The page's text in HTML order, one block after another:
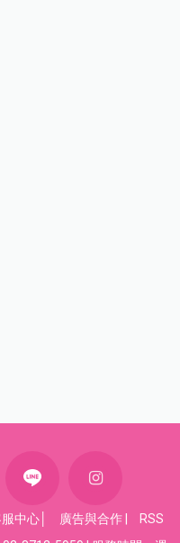
中心 廣告與合作
RSS